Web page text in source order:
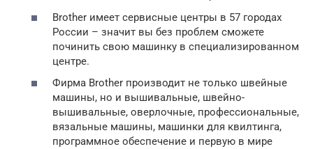
Brother имеет сервисные центры в 57 городах
России – значит вы без проблем сможете
починить свою машинку в специализированном
центре.
Фирма Brother производит не только швейные
машины, но и вышивальные, швейно-
вышивальные, оверлочные, профессиональные,
вязальные машины, машинки для квилтинга,
программное обеспечение и первую в мире